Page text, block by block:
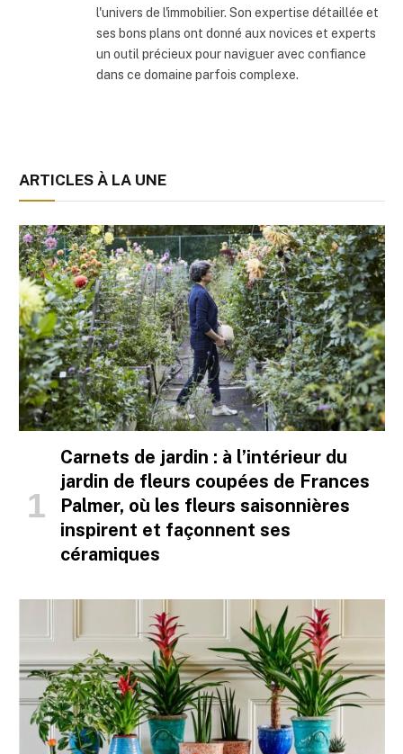
l'univers de l'immobilier. Son expertise détaillée et
ses bons plans ont donné aux novices et experts
un outil précieux pour naviguer avec confiance
dans ce domaine parfois complexe.
ARTICLES À LA UNE
Carnets de jardin : à l’intérieur du
jardin de fleurs coupées de Frances
Palmer, où les fleurs saisonnières
inspirent et façonnent ses
céramiques